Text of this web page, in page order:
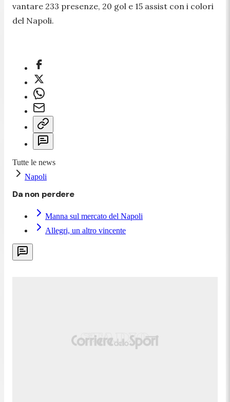
vantare 233 presenze, 20 gol e 15 assist con i colori
del Napoli.
Tutte le news
Napoli
Da non perdere
Manna sul mercato del Napoli
Allegri, un altro vincente